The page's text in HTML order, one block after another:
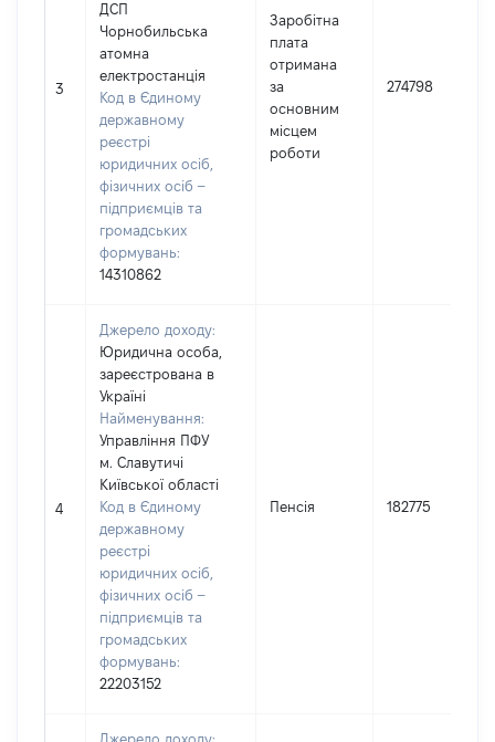
3
ДСП
Чорнобильська
атомна
електростанція
Код в Єдиному
державному
реєстрі
юридичних осіб,
фізичних осіб –
підприємців та
громадських
формувань:
14310862
Заробітна
плата
отримана
за
основним
місцем
роботи
274798
4
Джерело доходу:
Юридична особа,
зареєстрована в
Україні
Найменування:
Управління ПФУ
м. Славутичі
Київської області
Код в Єдиному
державному
реєстрі
юридичних осіб,
фізичних осіб –
підприємців та
громадських
формувань:
22203152
Пенсія 182775
Джерело доходу: